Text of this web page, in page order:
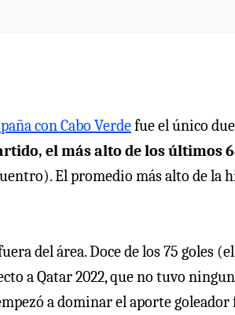
con Cabo Verdefue el único
el más alto de los últimos
El promedio más alto de la
del área. Doce de los 75 goles
a Qatar 2022, que no tuvo
a dominar el aporte